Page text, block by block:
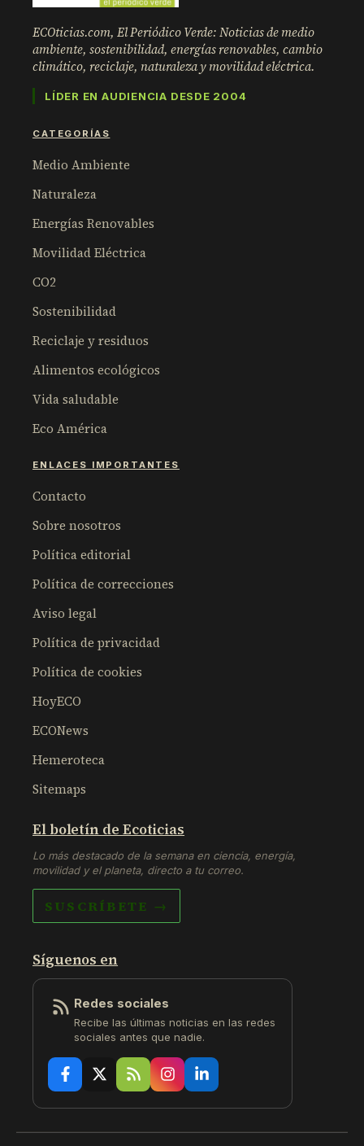
ECOticias.com, El Periódico Verde: Noticias de medio
ambiente, sostenibilidad, energías renovables, cambio
climático, reciclaje, naturaleza y movilidad eléctrica.
LÍDER EN AUDIENCIA DESDE 2004
CATEGORÍAS
Medio Ambiente
Naturaleza
Energías Renovables
Movilidad Eléctrica
CO2
Sostenibilidad
Reciclaje y residuos
Alimentos ecológicos
Vida saludable
Eco América
ENLACES IMPORTANTES
Contacto
Sobre nosotros
Política editorial
Política de correcciones
Aviso legal
Política de privacidad
Política de cookies
HoyECO
ECONews
Hemeroteca
Sitemaps
El boletín de Ecoticias
Lo más destacado de la semana en ciencia, energía,
movilidad y el planeta, directo a tu correo.
SUSCRÍBETE →
Síguenos en
Redes sociales
Recibe las últimas noticias en las redes
sociales antes que nadie.